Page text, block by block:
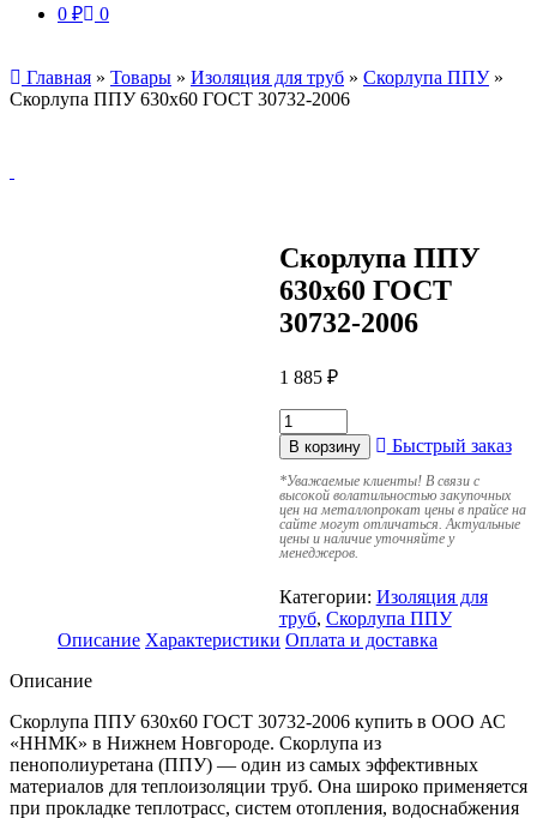
0 ₽ 0
Главная » Товары » Изоляция для труб » Скорлупа ППУ»
Скорлупа ППУ 630х60 ГОСТ 30732-2006
Скорлупа ППУ
630х60 ГОСТ
30732-2006
1 885 ₽
В корзину Быстрый заказ
*Уважаемые клиенты! В связи с
высокой волатильностью закупочных
цен на металлопрокат цены в прайсе на
сайте могут отличаться. Актуальные
цены и наличие уточняйте у
менеджеров.
Категории: Изоляция для
труб, Скорлупа ППУ
Описание Характеристики Оплата и доставка
Описание
Скорлупа ППУ 630х60 ГОСТ 30732-2006 купить в ООО АС
«ННМК» в Нижнем Новгороде. Скорлупа из
пенополиуретана (ППУ) — один из самых эффективных
материалов для теплоизоляции труб. Она широко применяется
при прокладке теплотрасс, систем отопления, водоснабжения